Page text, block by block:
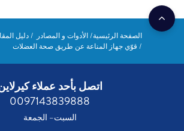
الصفحة الرئيسية الأدوات و المصادر دليل
قوّي جهاز المناعة عن طريق صحة العضلات
اتصل بأحد عملاء
0097143839888
السبت– الجمعة